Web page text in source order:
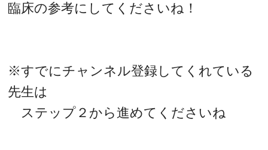
臨床の参考にしてくださいね！
※すでにチャンネル登録してくれている
先生は
ステップ２から進めてくださいね